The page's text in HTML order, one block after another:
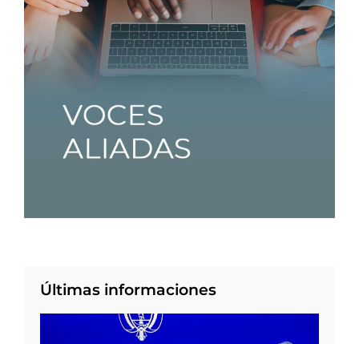
Últimas informaciones